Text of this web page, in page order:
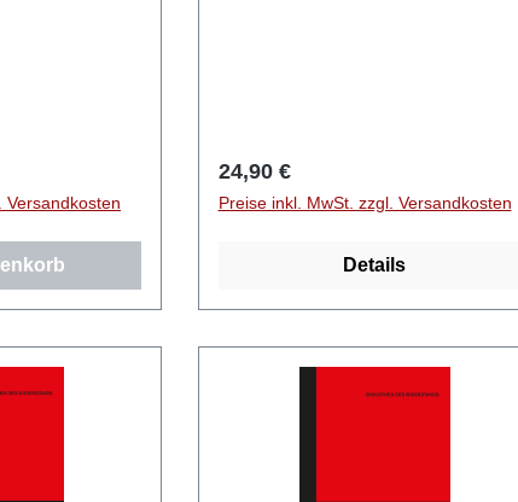
Versandkosten
Regulärer Preis:
24,90 €
Preise inkl. MwSt. zzgl. Versandkosten
Details